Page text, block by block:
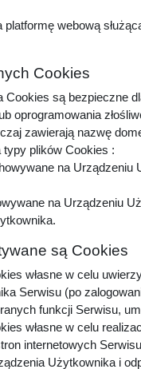
platformę webową
Cookies
Cookies są bezpieczne
oprogramowania
zawierają nazwę
plików Cookies :
na Urządzeniu
na Urządzeniu
są Cookies
własne w celu
Serwisu (po
funkcji Serwisu,
własne w celu
internetowych
Użytkownika i